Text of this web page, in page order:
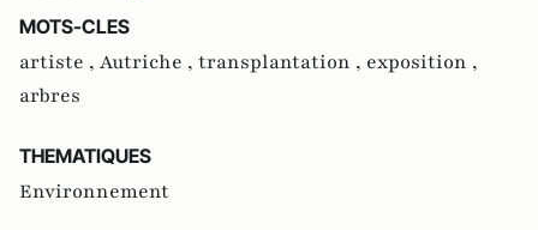
MOTS-CLES
artiste , Autriche , transplantation , exposition ,
arbres
THEMATIQUES
Environnement